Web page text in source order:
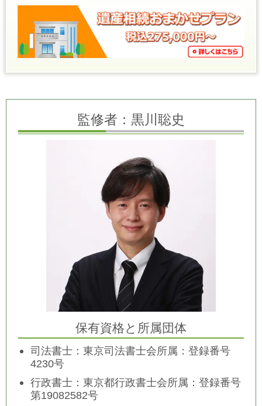
監修者：黒川聡史
保有資格と所属団体
司法書士：東京司法書士会所属：登録番号
4230号
行政書士：東京都行政書士会所属： 登録番号
第19082582号